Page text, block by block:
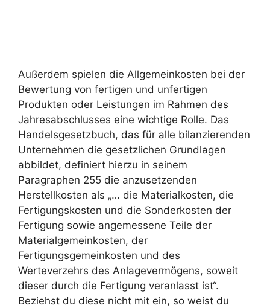
Außerdem spielen die Allgemeinkosten bei der
Bewertung von fertigen und unfertigen
Produkten oder Leistungen im Rahmen des
Jahresabschlusses eine wichtige Rolle. Das
Handelsgesetzbuch, das für alle bilanzierenden
Unternehmen die gesetzlichen Grundlagen
abbildet, definiert hierzu in seinem
Paragraphen 255 die anzusetzenden
Herstellkosten als „… die Materialkosten, die
Fertigungskosten und die Sonderkosten der
Fertigung sowie angemessene Teile der
Materialgemeinkosten, der
Fertigungsgemeinkosten und des
Werteverzehrs des Anlagevermögens, soweit
dieser durch die Fertigung veranlasst ist“.
Beziehst du diese nicht mit ein, so weist du